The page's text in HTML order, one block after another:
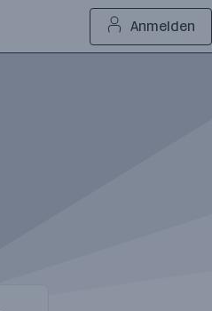
Anmelden